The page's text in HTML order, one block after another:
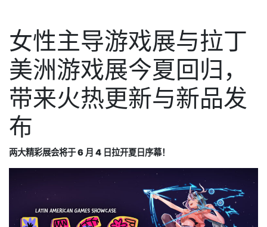
女性主导游戏展与拉丁
美洲游戏展今夏回归，
带来火热更新与新品发
布
两大精彩展会将于 6 月 4 日拉开夏日序幕！